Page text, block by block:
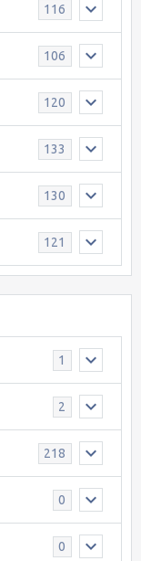
116
106
120
133
130
121
1
2
218
0
0